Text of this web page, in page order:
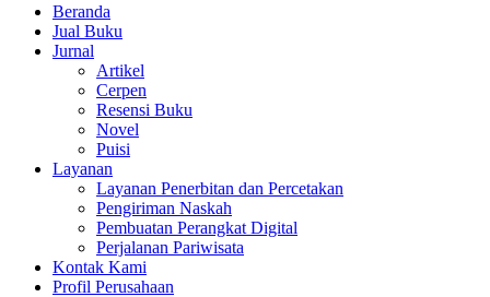
Beranda
Jual Buku
Jurnal
Artikel
Cerpen
Resensi Buku
Novel
Puisi
Layanan
Layanan Penerbitan dan Percetakan
Pengiriman Naskah
Pembuatan Perangkat Digital
Perjalanan Pariwisata
Kontak Kami
Profil Perusahaan